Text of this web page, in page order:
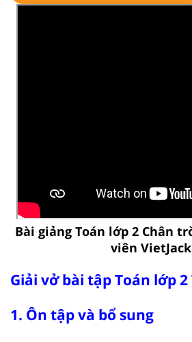
Bài giảng Toán lớp 2 Chân
viên
Giải vở bài tập Toán lớp 2
1. Ôn tập và bổ sung